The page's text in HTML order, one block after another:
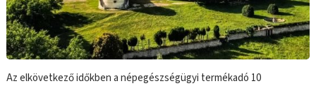
Az elkövetkező időkben a népegészségügyi termékadó 10